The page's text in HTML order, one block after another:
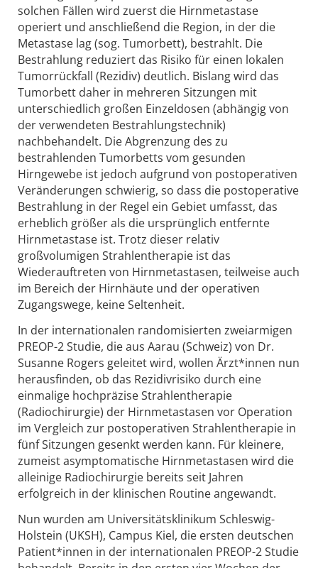
solchen Fällen wird zuerst die Hirnmetastase
operiert und anschließend die Region, in der die
Metastase lag (sog. Tumorbett), bestrahlt. Die
Bestrahlung reduziert das Risiko für einen lokalen
Tumorrückfall (Rezidiv) deutlich. Bislang wird das
Tumorbett daher in mehreren Sitzungen mit
unterschiedlich großen Einzeldosen (abhängig von
der verwendeten Bestrahlungstechnik)
nachbehandelt. Die Abgrenzung des zu
bestrahlenden Tumorbetts vom gesunden
Hirngewebe ist jedoch aufgrund von postoperativen
Veränderungen schwierig, so dass die postoperative
Bestrahlung in der Regel ein Gebiet umfasst, das
erheblich größer als die ursprünglich entfernte
Hirnmetastase ist. Trotz dieser relativ
großvolumigen Strahlentherapie ist das
Wiederauftreten von Hirnmetastasen, teilweise auch
im Bereich der Hirnhäute und der operativen
Zugangswege, keine Seltenheit.
In der internationalen randomisierten zweiarmigen
PREOP-2 Studie, die aus Aarau (Schweiz) von Dr.
Susanne Rogers geleitet wird, wollen Ärzt*innen nun
herausfinden, ob das Rezidivrisiko durch eine
einmalige hochpräzise Strahlentherapie
(Radiochirurgie) der Hirnmetastasen vor Operation
im Vergleich zur postoperativen Strahlentherapie in
fünf Sitzungen gesenkt werden kann. Für kleinere,
zumeist asymptomatische Hirnmetastasen wird die
alleinige Radiochirurgie bereits seit Jahren
erfolgreich in der klinischen Routine angewandt.
Nun wurden am Universitätsklinikum Schleswig-
Holstein (UKSH), Campus Kiel, die ersten deutschen
Patient*innen in der internationalen PREOP-2 Studie